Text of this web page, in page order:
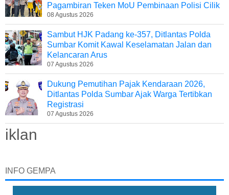
Pagambiran Teken MoU Pembinaan Polisi Cilik
08 Agustus 2026
Sambut HJK Padang ke-357, Ditlantas Polda
Sumbar Komit Kawal Keselamatan Jalan dan
Kelancaran Arus
07 Agustus 2026
Dukung Pemutihan Pajak Kendaraan 2026,
Ditlantas Polda Sumbar Ajak Warga Tertibkan
Registrasi
07 Agustus 2026
iklan
INFO GEMPA